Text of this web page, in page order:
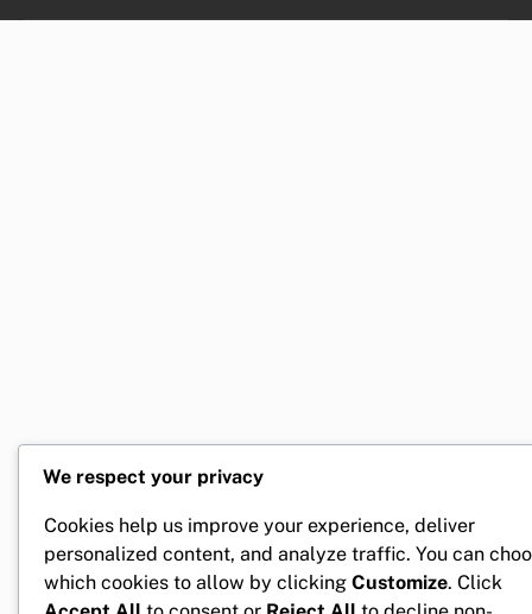
We respect your privacy
Cookies help us improve your experience, deliver
personalized content, and analyze traffic. You can
which cookies to allow by clicking Customize. Click